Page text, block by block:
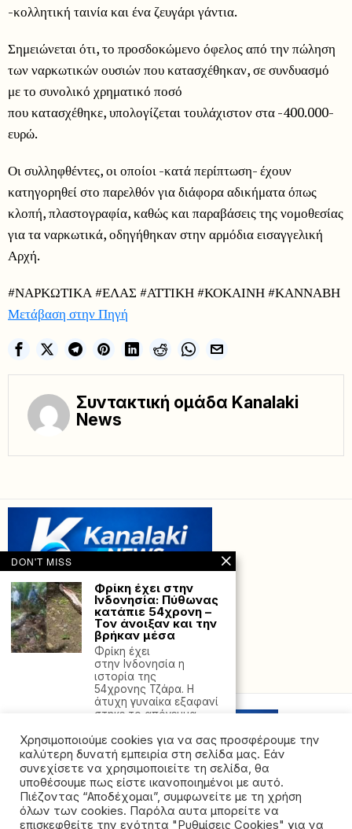
-κολλητική ταινία και ένα ζευγάρι γάντια.
Σημειώνεται ότι, το προσδοκώμενο όφελος από την πώληση
των ναρκωτικών ουσιών που κατασχέθηκαν, σε συνδυασμό
με το συνολικό χρηματικό ποσό
που κατασχέθηκε, υπολογίζεται τουλάχιστον στα -400.000-
ευρώ.
Οι συλληφθέντες, οι οποίοι -κατά περίπτωση- έχουν
κατηγορηθεί στο παρελθόν για διάφορα αδικήματα όπως
κλοπή, πλαστογραφία, καθώς και παραβάσεις της νομοθεσίας
για τα ναρκωτικά, οδηγήθηκαν στην αρμόδια εισαγγελική
Αρχή.
#ΝΑΡΚΩΤΙΚΑ #ΕΛΑΣ #ΑΤΤΙΚΗ #ΚΟΚΑΙΝΗ #ΚΑΝΝΑΒΗ
Μετάβαση στην Πηγή
Συντακτική ομάδα Kanalaki
News
by Hostville”)
©2026 - All rights reserved. Απαγορεύεται ρητά η
Χρησιμοποιούμε cookies για να σας προσφέρουμε την
καλύτερη δυνατή εμπειρία στη σελίδα μας. Εάν
συνεχίσετε να χρησιμοποιείτε τη σελίδα, θα
υποθέσουμε πως είστε ικανοποιημένοι με αυτό.
Πιέζοντας “Αποδέχομαι”, συμφωνείτε με τη χρήση
όλων των cookies. Παρόλα αυτα μπορείτε να
επισκεφθείτε την ενότητα "Ρυθμίσεις Cookies" για να
DON'T MISS
Φρίκη έχει στην
Ινδονησία: Πύθωνας
κατάπιε 54χρονη –
Τον άνοιξαν και την
βρήκαν μέσα
Φρίκη έχει
στην Ινδονησία η
ιστορία της
54χρονης Τζάρα. Η
άτυχη γυναίκα εξαφανί
στηκε το απόγευμα
Δύο νεκροί από
διακοπές: Άνδρας
και γυναίκα βρήκαν
τραγικό τέλος στην
παραλία
Πήγαν διακοπές και
ξεψύχησαν στην